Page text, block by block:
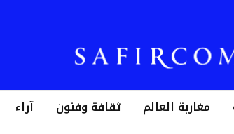
مغاربة العالم ثقافة وفنون آراء